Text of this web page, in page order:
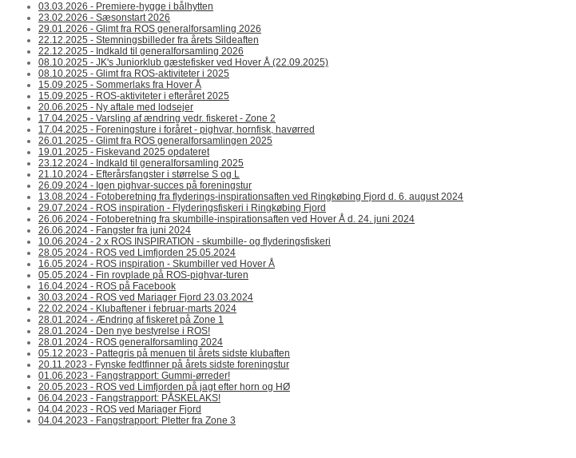
03.03.2026 - Premiere-hygge i bålhytten
23.02.2026 - Sæsonstart 2026
29.01.2026 - Glimt fra ROS generalforsamling 2026
22.12.2025 - Stemningsbilleder fra årets Sildeaften
22.12.2025 - Indkald til generalforsamling 2026
08.10.2025 - JK's Juniorklub gæstefisker ved Hover Å (22.09.2025)
08.10.2025 - Glimt fra ROS-aktiviteter i 2025
15.09.2025 - Sommerlaks fra Hover Å
15.09.2025 - ROS-aktiviteter i efteråret 2025
20.06.2025 - Ny aftale med lodsejer
17.04.2025 - Varsling af ændring vedr. fiskeret - Zone 2
17.04.2025 - Foreningsture i foråret - pighvar, hornfisk, havørred
26.01.2025 - Glimt fra ROS generalforsamlingen 2025
19.01.2025 - Fiskevand 2025 opdateret
23.12.2024 - Indkald til generalforsamling 2025
21.10.2024 - Efterårsfangster i størrelse S og L
26.09.2024 - Igen pighvar-succes på foreningstur
13.08.2024 - Fotoberetning fra flyderings-inspirationsaften ved Ringkøbing Fjord d. 6. august 2024
29.07.2024 - ROS inspiration - Flyderingsfiskeri i Ringkøbing Fjord
26.06.2024 - Fotoberetning fra skumbille-inspirationsaften ved Hover Å d. 24. juni 2024
26.06.2024 - Fangster fra juni 2024
10.06.2024 - 2 x ROS INSPIRATION - skumbille- og flyderingsfiskeri
28.05.2024 - ROS ved Limfjorden 25.05.2024
16.05.2024 - ROS inspiration - Skumbiller ved Hover Å
05.05.2024 - Fin rovplade på ROS-pighvar-turen
16.04.2024 - ROS på Facebook
30.03.2024 - ROS ved Mariager Fjord 23.03.2024
22.02.2024 - Klubaftener i februar-marts 2024
28.01.2024 - Ændring af fiskeret på Zone 1
28.01.2024 - Den nye bestyrelse i ROS!
28.01.2024 - ROS generalforsamling 2024
05.12.2023 - Pattegris på menuen til årets sidste klubaften
20.11.2023 - Fynske fedtfinner på årets sidste foreningstur
01.06.2023 - Fangstrapport: Gummi-ørreder!
20.05.2023 - ROS ved Limfjorden på jagt efter horn og HØ
06.04.2023 - Fangstrapport: PÅSKELAKS!
04.04.2023 - ROS ved Mariager Fjord
04.04.2023 - Fangstrapport: Pletter fra Zone 3